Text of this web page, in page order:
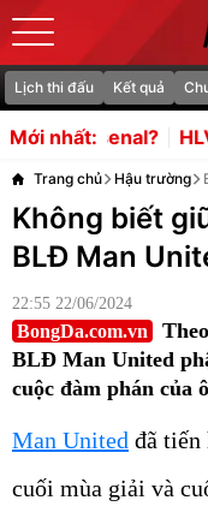
Lịch thi đấu Kết quả
Mới nhất:
Carrick từ chối
Trang chủ Hậu trường
Không biết
BLĐ Man
22:55 22/06/2024
BongDa.com.vn
BLĐ Man United
cuộc đàm phán của
Man United đã tiến
cuối mùa giải và